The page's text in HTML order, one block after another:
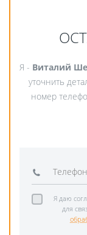
Я - Виталий
уточнить
номер
Я даю
для